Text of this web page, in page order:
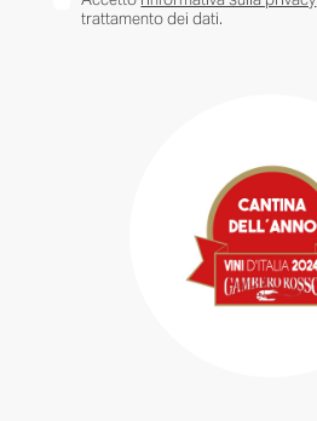
trattamento dei dati.